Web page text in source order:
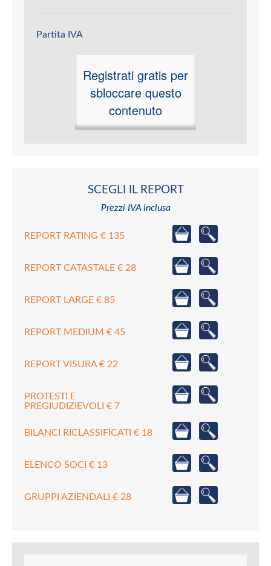
Partita IVA
Registrati gratis per
sbloccare questo
contenuto
SCEGLI IL REPORT
Prezzi IVA inclusa
REPORT RATING € 135
REPORT CATASTALE € 28
REPORT LARGE € 85
REPORT MEDIUM € 45
REPORT VISURA € 22
PROTESTI E
PREGIUDIZIEVOLI € 7
BILANCI RICLASSIFICATI € 18
ELENCO SOCI € 13
GRUPPI AZIENDALI € 28